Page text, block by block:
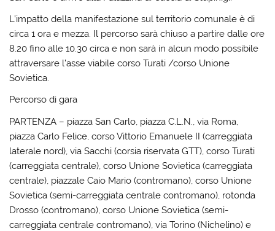
L’impatto della manifestazione sul territorio comunale è di
circa 1 ora e mezza. Il percorso sarà chiuso a partire dalle ore
8.20 fino alle 10.30 circa e non sarà in alcun modo possibile
attraversare l’asse viabile corso Turati /corso Unione
Sovietica.
Percorso di gara
PARTENZA – piazza San Carlo, piazza C.L.N., via Roma,
piazza Carlo Felice, corso Vittorio Emanuele II (carreggiata
laterale nord), via Sacchi (corsia riservata GTT), corso Turati
(carreggiata centrale), corso Unione Sovietica (carreggiata
centrale), piazzale Caio Mario (contromano), corso Unione
Sovietica (semi-carreggiata centrale contromano), rotonda
Drosso (contromano), corso Unione Sovietica (semi-
carreggiata centrale contromano), via Torino (Nichelino) e